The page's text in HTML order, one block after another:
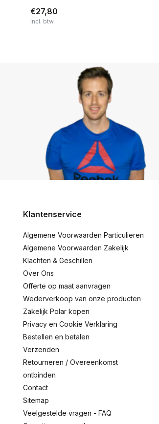
€27,80
Incl. btw
Klantenservice
Algemene Voorwaarden Particulieren
Algemene Voorwaarden Zakelijk
Klachten & Geschillen
Over Ons
Offerte op maat aanvragen
Wederverkoop van onze producten
Zakelijk Polar kopen
Privacy en Cookie Verklaring
Bestellen en betalen
Verzenden
Retourneren / Overeenkomst
ontbinden
Contact
Sitemap
Veelgestelde vragen - FAQ